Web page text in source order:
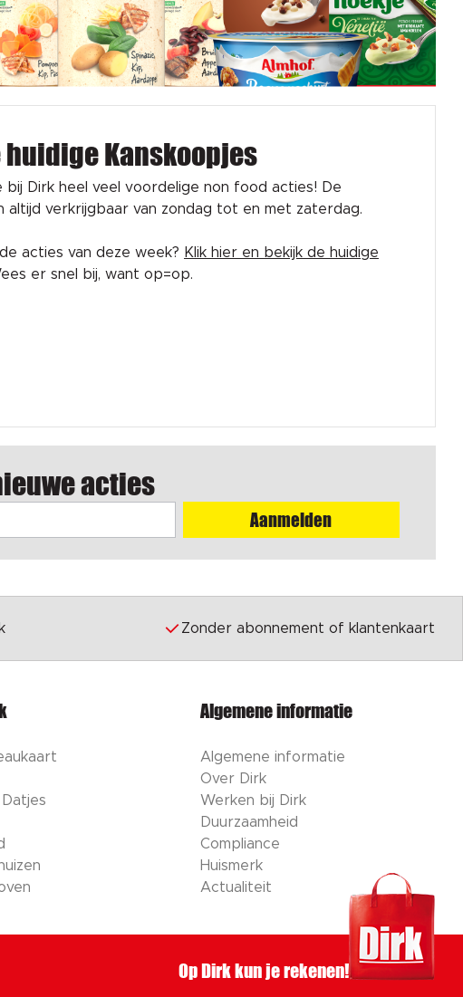
Kanskoopjes
bij Dirk heel veel voordelige non food acties! De
altijd verkrijgbaar van zondag tot en met zaterdag.
acties van deze week? Klik hier en bekijk de huidige
er snel bij, want op=op.
acties
Aanmelden
Zonder abonnement of klantenkaart
Algemene informatie
Algemene informatie
Over Dirk
Werken bij Dirk
Duurzaamheid
Compliance
Huismerk
Actualiteit
Op Dirk kun je rekenen!